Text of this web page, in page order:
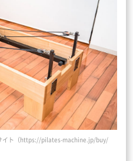
イト（https://pilates-machine.jp/buy/